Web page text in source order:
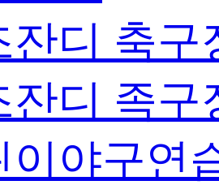
잔디 축구
잔디 족구
이야구연